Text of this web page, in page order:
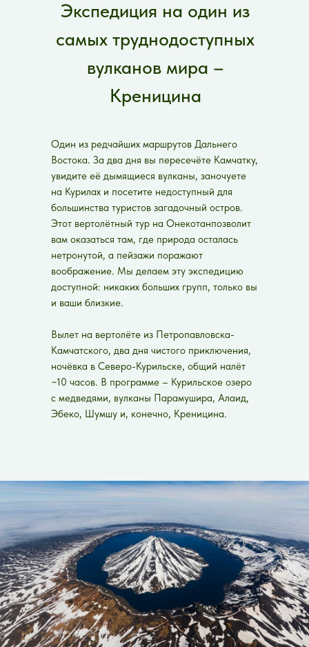
Экспедиция на один из
самых труднодоступных
вулканов мира –
Креницина
Один из редчайших маршрутов Дальнего
Востока. За два дня вы пересечёте Камчатку,
увидите её дымящиеся вулканы, заночуете
на Курилах и посетите недоступный для
большинства туристов загадочный остров.
Этот вертолётный тур на Онекотанпозволит
вам оказаться там, где природа осталась
нетронутой, а пейзажи поражают
воображение. Мы делаем эту экспедицию
доступной: никаких больших групп, только вы
и ваши близкие.
Вылет на вертолёте из Петропавловска-
Камчатского, два дня чистого приключения,
ночёвка в Северо-Курильске, общий налёт
~10 часов. В программе – Курильское озеро
с медведями, вулканы Парамушира, Алаид,
Эбеко, Шумшу и, конечно, Креницина.